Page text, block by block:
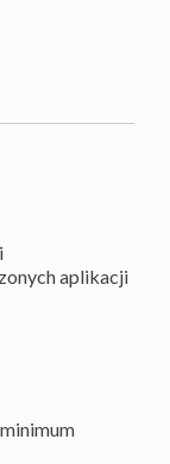
aplikacji